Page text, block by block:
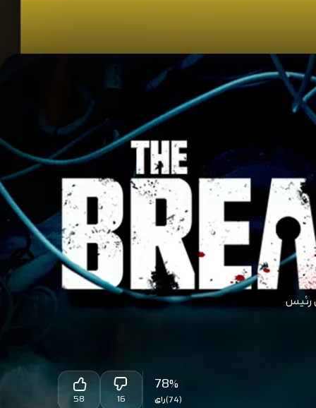
رئیس
%
78
(74) رای 16
58